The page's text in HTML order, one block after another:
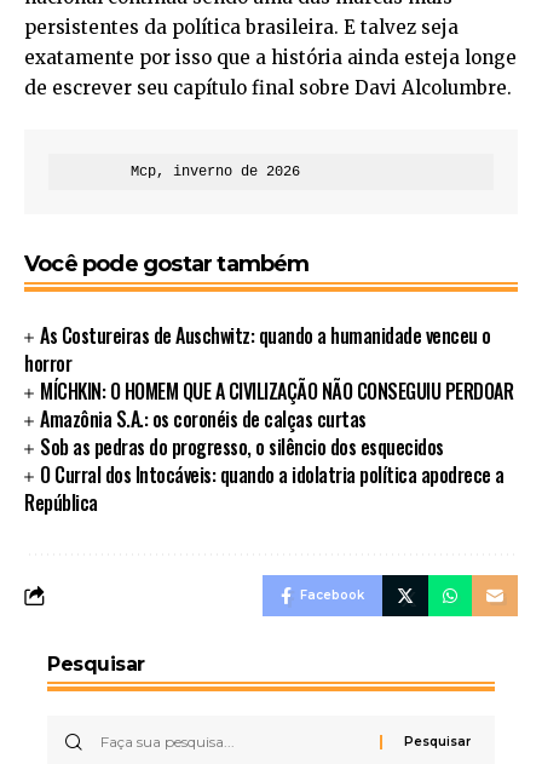
persistentes da política brasileira. E talvez seja
exatamente por isso que a história ainda esteja longe
de escrever seu capítulo final sobre Davi Alcolumbre.
         Mcp, inverno de 2026
Você pode gostar também
As Costureiras de Auschwitz: quando a humanidade venceu o
horror
MÍCHKIN: O HOMEM QUE A CIVILIZAÇÃO NÃO CONSEGUIU PERDOAR
Amazônia S.A.: os coronéis de calças curtas
Sob as pedras do progresso, o silêncio dos esquecidos
O Curral dos Intocáveis: quando a idolatria política apodrece a
República
Facebook
Pesquisar